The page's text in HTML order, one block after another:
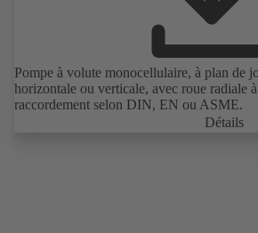
Pompe à volute monocellulaire, à plan de
horizontale ou verticale, avec roue radiale
raccordement selon DIN, EN ou ASME.
Détails